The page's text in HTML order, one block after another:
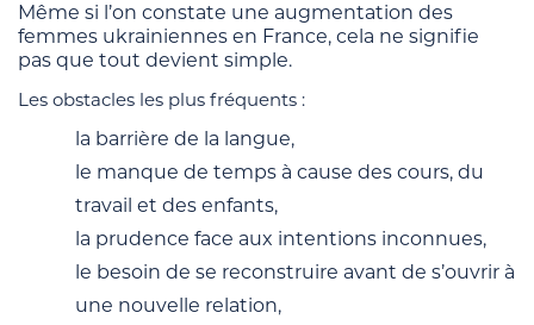
Même si l’on constate une augmentation des
femmes ukrainiennes en France, cela ne signifie
pas que tout devient simple.
Les obstacles les plus fréquents :
la barrière de la langue,
le manque de temps à cause des cours, du
travail et des enfants,
la prudence face aux intentions inconnues,
le besoin de se reconstruire avant de s’ouvrir à
une nouvelle relation,